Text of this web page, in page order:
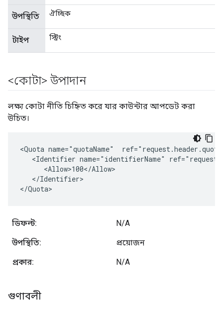
উপস্থিতি ঐচ্ছিক
টাইপ স্ট্রিং
<কোটা> উপাদান
লক্ষ্য কোটা নীতি চিহ্নিত করে যার কাউন্টার আপডেট করা
উচিত।
<Quota name="quotaName"
<Identifier name="identifierName"
      <Allow>100</Allow>
   </Identifier>
</Quota>
ডিফল্ট: N/A
উপস্থিতি: প্রয়োজন
প্রকার: N/A
গুণাবলী